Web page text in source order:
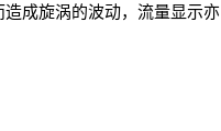
成旋涡的波动，流量显示亦